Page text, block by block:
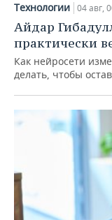
Технологии 04 авг,
Айдар
практически
Как нейросети
делать, чтобы